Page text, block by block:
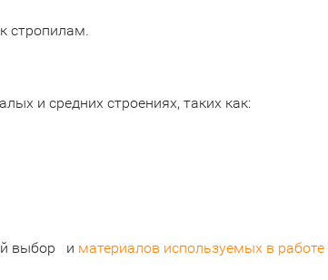
стропилам.
и средних строениях, таких как:
выбор и материалов используемых в работе